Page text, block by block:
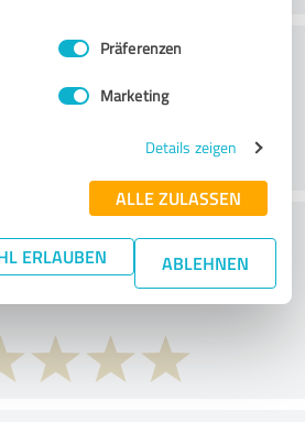
Präferenzen
Marketing
Details zeigen
ALLE ZULASSEN
ERLAUBEN ABLEHNEN
Kundeservice
think of the price to
ratio?